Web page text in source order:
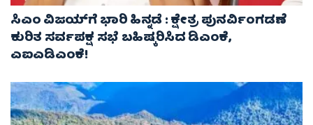
ಸಿಎಂ ವಿಜಯ್‌ಗೆ ಭಾರಿ ಹಿನ್ನಡೆ : ಕ್ಷೇತ್ರ ಪುನರ್ವಿಂಗಡಣೆ
ಕುರಿತ ಸರ್ವಪಕ್ಷ ಸಭೆ ಬಹಿಷ್ಕರಿಸಿದ ಡಿಎಂಕೆ,
ಎಐಎಡಿಎಂಕೆ!